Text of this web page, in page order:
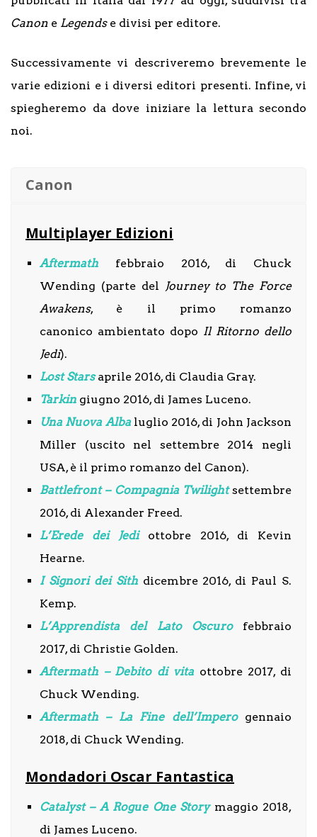
Canon e Legends e divisi per editore.
Successivamente vi descriveremo brevemente le
varie edizioni e i diversi editori presenti. Infine, vi
spiegheremo da dove iniziare la lettura secondo
noi.
Canon
Multiplayer Edizioni
Aftermath febbraio 2016, di Chuck
Wending (parte del Journey to The Force
Awakens, è il primo romanzo
canonico ambientato dopo Il Ritorno dello
Jedi).
Lost Starsaprile 2016, di Claudia Gray.
Tarkin giugno 2016, di James Luceno.
Una Nuova Alba luglio 2016, di John Jackson
Miller (uscito nel settembre 2014 negli
USA, è il primo romanzo del Canon).
Battlefront – Compagnia Twilight settembre
2016, di Alexander Freed.
L’Erede dei Jedi
ottobre 2016, di Kevin
Hearne.
I Signori dei Sithdicembre 2016, di Paul S.
Kemp.
L’Apprendista del Lato Oscurofebbraio
2017, di Christie Golden.
Aftermath – Debito di vita ottobre 2017, di
Chuck Wending.
Aftermath – La Fine dell’Impero gennaio
2018, di Chuck Wending.
Mondadori Oscar Fantastica
Catalyst – A Rogue One Story maggio 2018,
di James Luceno.